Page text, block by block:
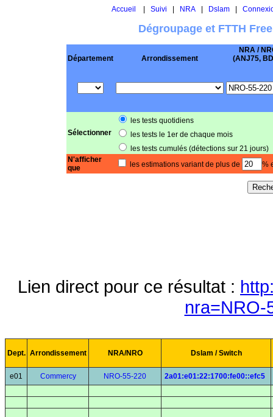
Accueil Suivi NRA| Dslam|
Dégroupage et FTTH
Département Arrondissement
NRA /
(ANJ75,
Sélectionner
les tests quotidiens
les tests le 1er de chaque mois
les tests cumulés (détections sur 21 jours)
N'afficher
que
les estimations variant de plus de %
Lien direct pour ce résultat :
nra=NRO-
Dept. Arrondissement NRA/NRO Dslam / Switch
e01 Commercy NRO-55-220 2a01:e01:22:1700:fe00::efc5